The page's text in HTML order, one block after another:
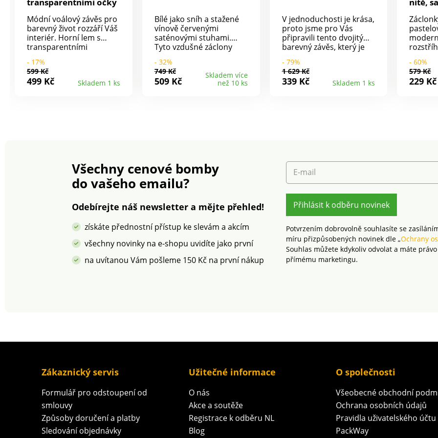
Módní voálový závěs pro
barevný život rozzáří Váš
interiér. Horní lem s
transparentními
provléknutí garnýžové
tyče. Připraveno k
pověšení. Prodáváno
testům na široké
spektrum škodlivých
látek a výrobek je
platných norem. Pro
prostředí doporučujeme
prát na 30 °C a sušit
volně na vzduchu.
- 17%
599 Kč
499 Kč Skladem 1 ks
Bílé jako sníh a stažené
vínově červenými
saténovými stuhami.
Tyto vzdušné záclony
nostalgickou vánoční
atmosféru. Jemná
záclona ze 2 síťových
- 32%
749 Kč
509 Kč
Skladem více
než 10 ks
V jednoduchosti je krása,
proto jsme pro Vás
připravili tento dvojitý
barevný závěs, který je
ale také chrání před
světlem, hlukem,
chladem a teplem, díky
Colombine. Standard
100 podle Oeko-Tex (n°
CQ 1216 / 3). Tato
známka označuje textilní
výrobky, které byly
podrobeny laboratorním
testům na široké
spektrum škodlivých
látek a výrobek je
bezpečný nad rámec
platných norem. Pro
- 79%
1 629 Kč
339 Kč Skladem 1 ks
prudké
nebrání
Horní
- 60%
579 Kč
229 Kč
Všechny cenové bomby
do vašeho emailu?
Odebírejte náš newsletter a mějte přehled!
získáte přednostní přístup ke slevám a akcím
všechny novinky na e-shopu uvidíte jako první
na uvítanou Vám pošleme 150 Kč na první nákup
E-mail
Přihlásit k odběru novinek
Potvrzením dobrovolně souhlasíte se
míru přizpůsobených novinek dle „Ochrany
Souhlas můžete kdykoliv odvolat a máte
přímému marketingu.
Zákaznický servis
Formulář pro odstoupení od
smlouvy
Způsoby doručení a platby
Sledování objednávky
Užitečné informace
O nás
Akce a soutěže
Registrace k odběru NL
Blog
O společnosti
Všeobecné obchodní
Ochrana osobních údajů
Pravidla uživatelského účtu
PackWay